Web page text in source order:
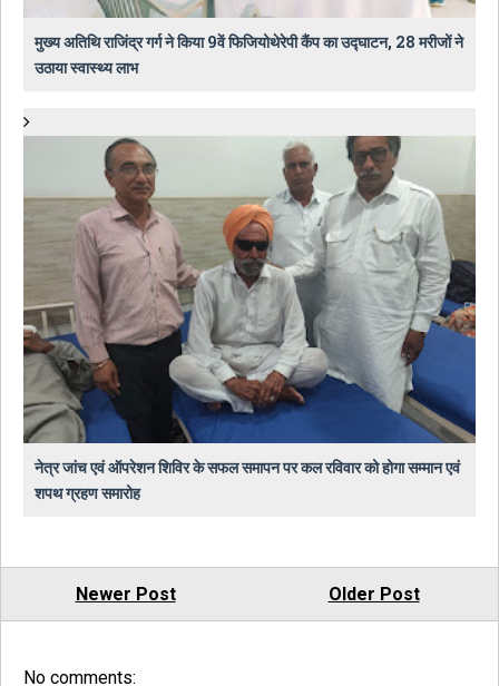
मुख्य अतिथि राजिंद्र गर्ग ने किया 9वें फिजियोथेरेपी कैंप का उद्घाटन, 28 मरीजों ने
उठाया स्वास्थ्य लाभ
नेत्र जांच एवं ऑपरेशन शिविर के सफल समापन पर कल रविवार को होगा सम्मान एवं
शपथ ग्रहण समारोह
Newer Post Older Post
No comments: